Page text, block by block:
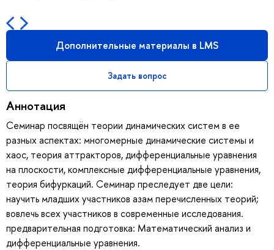
Дополнительные материалы в LMS
Задать вопрос
Аннотация
Семинар посвящён теории динамических систем в ее
разных аспектах: многомерные динамические системы и
хаос, теория аттракторов, дифференциальные уравнения
на плоскости, комплексные дифференциальные уравнения,
теория бифуркаций. Семинар преследует две цели:
научить младших участников азам перечисленных теорий;
вовлечь всех участников в современные исследования.
предварительная подготовка: Математический анализ и
дифференциальные уравнения.